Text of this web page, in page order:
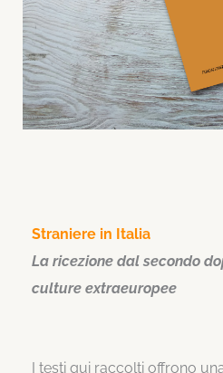
Straniere in Italia
La ricezione dal secondo
culture extraeuropee
I testi qui raccolti offrono